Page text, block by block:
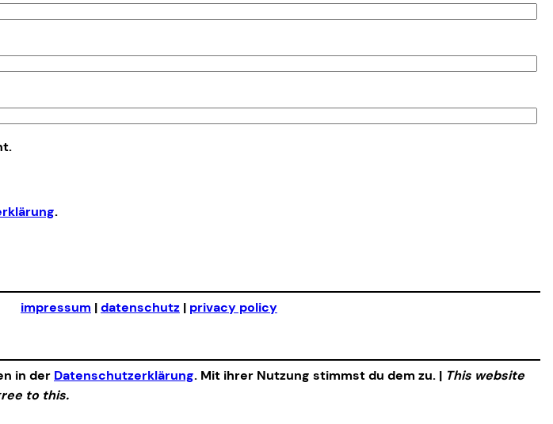
.
impressum |datenschutz | privacy policy
in der Datenschutzerklärung. Mit ihrer Nutzung stimmst du dem zu. | This website
to this.